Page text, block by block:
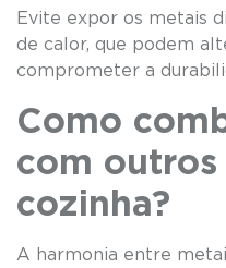
Evite expor os metais
de calor, que podem
comprometer a
Como
com
cozinha?
A harmonia entre